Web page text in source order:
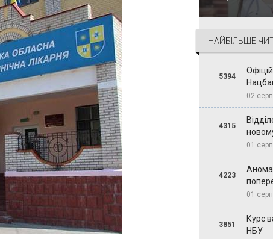
НАЙБІЛЬШЕ
5394
02
4315
01
4223
01
3851
Курс
НБУ